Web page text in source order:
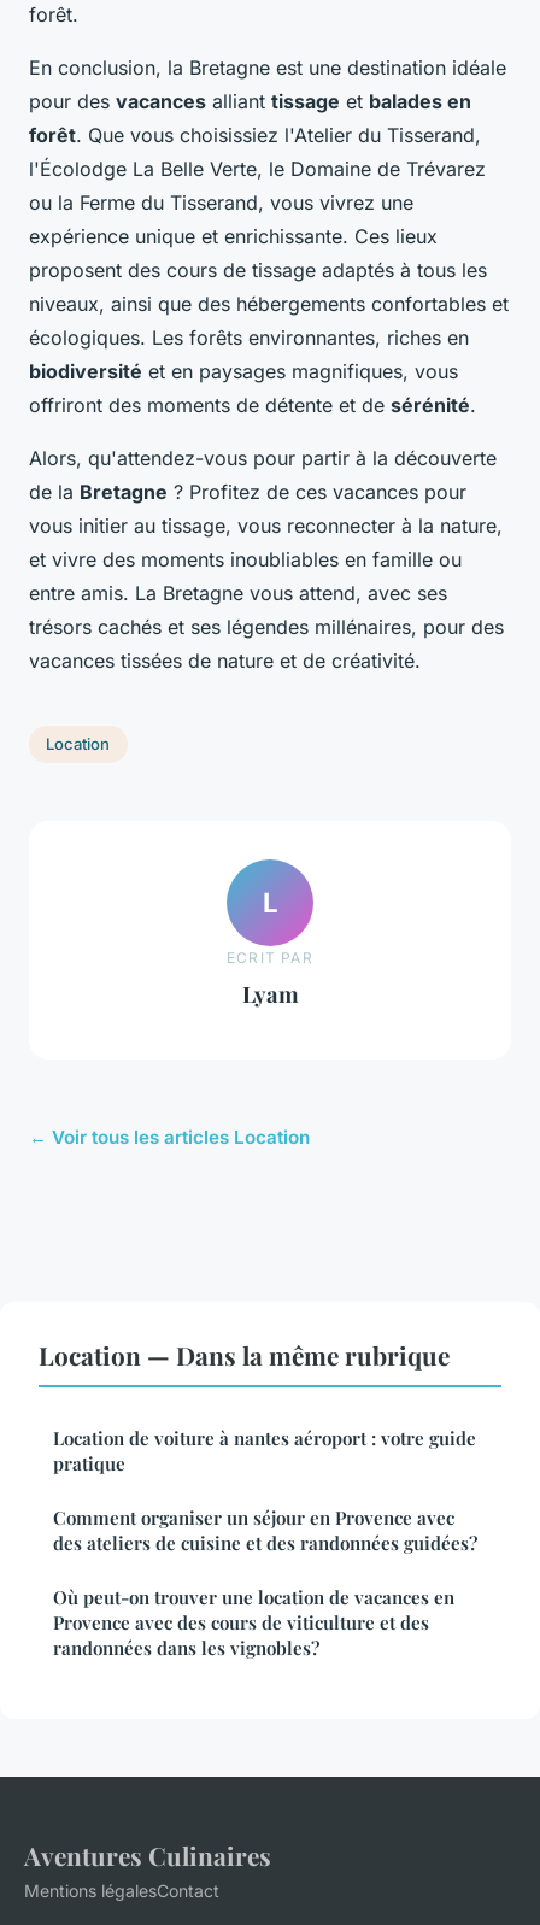
forêt.
En conclusion, la Bretagne est une destination idéale
pour des vacances alliant tissage et balades en
forêt. Que vous choisissiez l'Atelier du Tisserand,
l'Écolodge La Belle Verte, le Domaine de Trévarez
ou la Ferme du Tisserand, vous vivrez une
expérience unique et enrichissante. Ces lieux
proposent des cours de tissage adaptés à tous les
niveaux, ainsi que des hébergements confortables et
écologiques. Les forêts environnantes, riches en
biodiversité et en paysages magnifiques, vous
offriront des moments de détente et de sérénité.
Alors, qu'attendez-vous pour partir à la découverte
de la Bretagne ? Profitez de ces vacances pour
vous initier au tissage, vous reconnecter à la nature,
et vivre des moments inoubliables en famille ou
entre amis. La Bretagne vous attend, avec ses
trésors cachés et ses légendes millénaires, pour des
vacances tissées de nature et de créativité.
Location
L
ECRIT PAR
Lyam
← Voir tous les articles Location
Location — Dans la même rubrique
Location de voiture à nantes aéroport : votre guide
pratique
Comment organiser un séjour en Provence avec
des ateliers de cuisine et des randonnées guidées?
Où peut-on trouver une location de vacances en
Provence avec des cours de viticulture et des
randonnées dans les vignobles?
Aventures Culinaires
Mentions légalesContact